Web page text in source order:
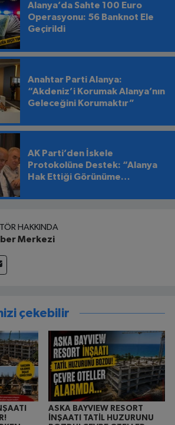
Alanya’da Sahte 100 Euro
Operasyonu: 56 Banknot Ele
Geçirildi
Anahtar Parti Alanya:
“Akdeniz’i Korumak Alanya’nın
Geleceğini Korumaktır”
AK Parti’den İskele
Protokolüne Destek: “Alanya
Hak Ettiği Görünüme
HAKKINDA
Merkezi
çekebilir
ASKA BAYVIEW RESORT
İNŞAATI TATİL HUZURUNU